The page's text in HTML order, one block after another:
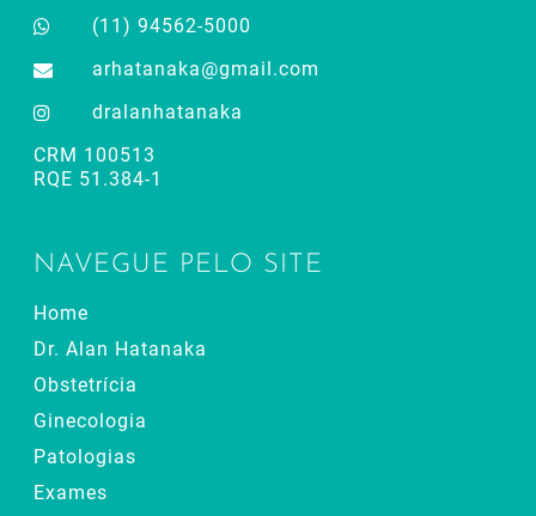
(11) 94562-5000
arhatanaka@gmail.com
dralanhatanaka
CRM 100513
RQE 51.384-1
NAVEGUE PELO SITE
Home
Dr. Alan Hatanaka
Obstetrícia
Ginecologia
Patologias
Exames